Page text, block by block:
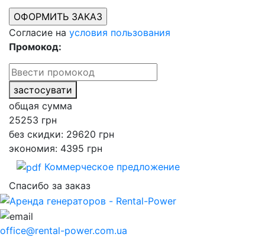
Согласие на условия пользования
Промокод:
застосувати
общая сумма
25253 грн
без скидки: 29620 грн
экономия: 4395 грн
Коммерческое предложение
Спасибо за заказ
office@rental-power.com.ua